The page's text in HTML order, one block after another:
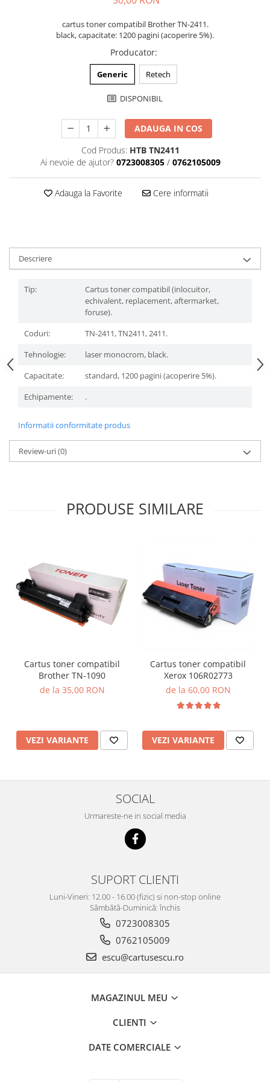
cartus toner compatibil Brother TN-2411.
black, capacitate: 1200 pagini (acoperire 5%).
Producator:
Generic Retech
DISPONIBIL
ADAUGA IN COS
Cod Produs: HTB TN2411
Ai nevoie de ajutor? 0723008305 / 0762105009
Adauga la Favorite Cere informatii
Descriere
Tip:
Cartus toner compatibil (inlocuitor,
echivalent, replacement, aftermarket,
foruse).
Coduri:
TN-2411, TN2411, 2411.
Tehnologie:
laser monocrom, black.
Capacitate:
standard, 1200 pagini (acoperire 5%).
Echipamente:
.
Informatii conformitate produs
Review-uri(0)
PRODUSE SIMILARE
Cartus toner compatibil
Brother TN-1090
de la 35,00 RON
VEZI VARIANTE
Cartus toner compatibil
Xerox 106R02773
de la 60,00 RON
VEZI VARIANTE
SOCIAL
Urmareste-ne in social media
SUPORT CLIENTI
Luni-Vineri: 12.00 - 16.00 (fizic) si non-stop online
Sâmbătă-Duminică: închis
0723008305
0762105009
escu@cartusescu.ro
MAGAZINUL MEU
CLIENTI
DATE COMERCIALE